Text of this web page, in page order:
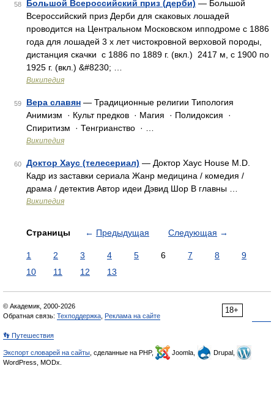
58 Большой Всероссийский приз (дерби) — Большой
Всероссийский приз Дерби для скаковых лошадей
проводится на Центральном Московском ипподроме с 1886
года для лошадей 3 х лет чистокровной верховой породы,
дистанция скачки с 1886 по 1889 г. (вкл.) 2417 м, с 1900 по
1925 г. (вкл.) &#8230; …
Википедия
59 Вера славян — Традиционные религии Типология
Анимизм · Культ предков · Магия · Полидоксия ·
Спиритизм · Тенгрианство · …
Википедия
60 Доктор Хаус (телесериал) — Доктор Хаус House M.D.
Кадр из заставки сериала Жанр медицина / комедия /
драма / детектив Автор идеи Дэвид Шор В главны …
Википедия
Страницы ← Предыдущая Следующая →
1 2 3 4 5 6 7 8
9
10
11 12 13
18+
© Академик, 2000-2026
Обратная связь: Техподдержка Реклама на сайте
👣 Путешествия
Экспорт словарей на сайты , сделанные на PHP, Joomla,
Drupal,
WordPress, MODx.